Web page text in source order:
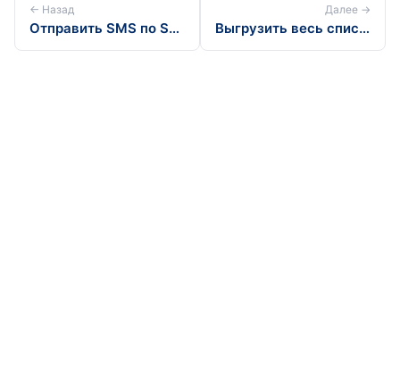
← Назад
Отправить SMS по SMTP
Далее →
Выгрузить весь список обработчиков